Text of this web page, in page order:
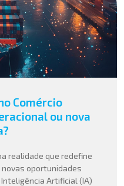
Comércio
ou nova
realidade que redefine
oportunidades
Artificial (IA)